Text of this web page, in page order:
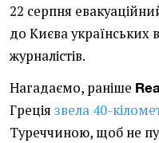
22 серпня
до Києва українських
журналістів.
Нагадаємо, раніше
Греція звела 40-
Туреччиною, щоб не